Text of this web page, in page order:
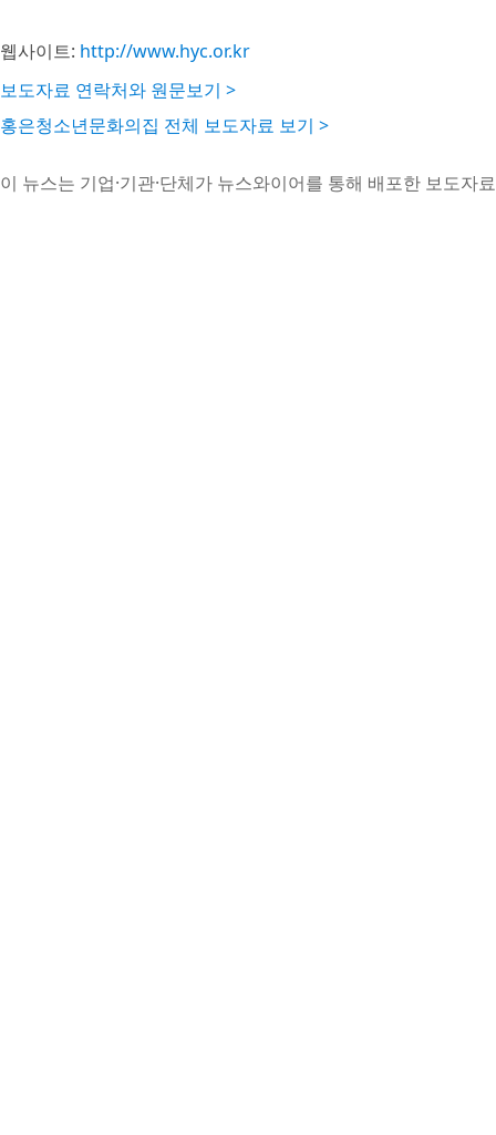
웹사이트: http://www.hyc.or.kr
보도자료 연락처와 원문보기 >
홍은청소년문화의집 전체 보도자료 보기 >
이 뉴스는 기업·기관·단체가 뉴스와이어를 통해 배포한 보도자